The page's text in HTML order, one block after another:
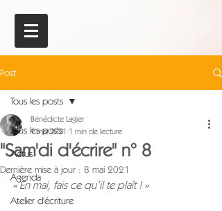
Post
Tous les posts
Actus
Agenda
Atelier d'écriture
Tous les posts
"Sam'di d'écrire" n° 8
Bénédicte Lagier
1 mai 2021 1 min de lecture
Dernière mise à jour : 8 mai 2021
« En mai, fais ce qu’il te plaît ! »